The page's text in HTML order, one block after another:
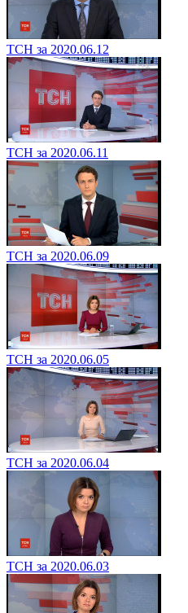
ТСН за 2020.06.12
ТСН за 2020.06.11
ТСН за 2020.06.09
ТСН за 2020.06.05
ТСН за 2020.06.04
ТСН за 2020.06.03